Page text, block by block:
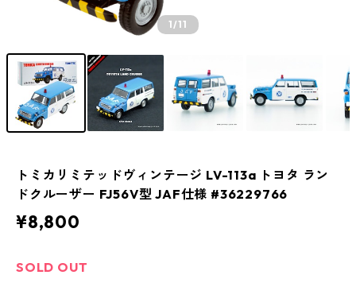
1/11
トミカリミテッドヴィンテージ LV-113a トヨタ ラン
ドクルーザー FJ56V型 JAF仕様 #36229766
¥8,800
SOLD OUT